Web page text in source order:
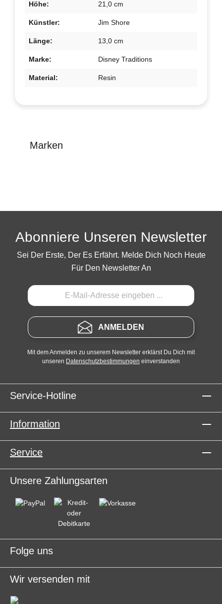
Höhe: 21,0 cm
Künstler: Jim Shore
Länge: 13,0 cm
Marke: Disney Traditions
Material: Resin
Marken
Abonniere Unseren Newsletter
Sei Der Erste, Der Es Erfährt. Melde Dich Noch Heute
Für Den Newsletter An
ANMELDEN
Mit dem Anmelden zu unserem Newsletter erklärst Du Dich mit
unseren Datenschutzbestimmungen einverstanden
Service-Hotline
Information
Service
Unsere Zahlungsarten
Folge uns
Wir versenden mit